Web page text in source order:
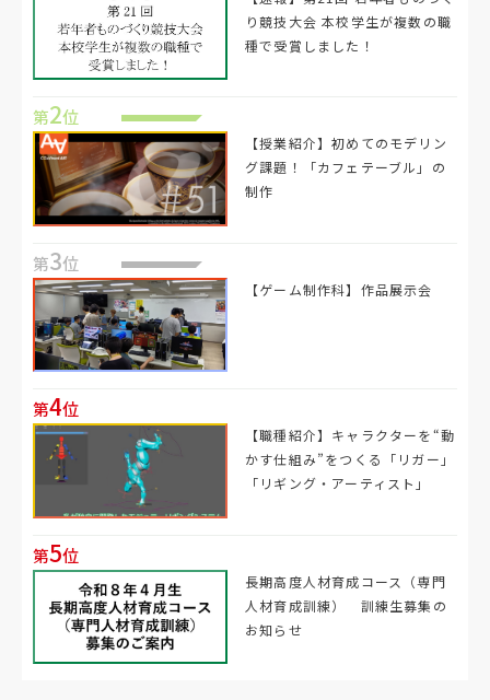
り競技大会 本校学生が複数の職
種で受賞しました！
第2位
【授業紹介】初めてのモデリン
グ課題！「カフェテーブル」の
制作
第3位
【ゲーム制作科】作品展示会
第4位
【職種紹介】キャラクターを“動
かす仕組み”をつくる「リガー」
「リギング・アーティスト」
第5位
長期高度人材育成コース（専門
人材育成訓練） 訓練生募集の
お知らせ